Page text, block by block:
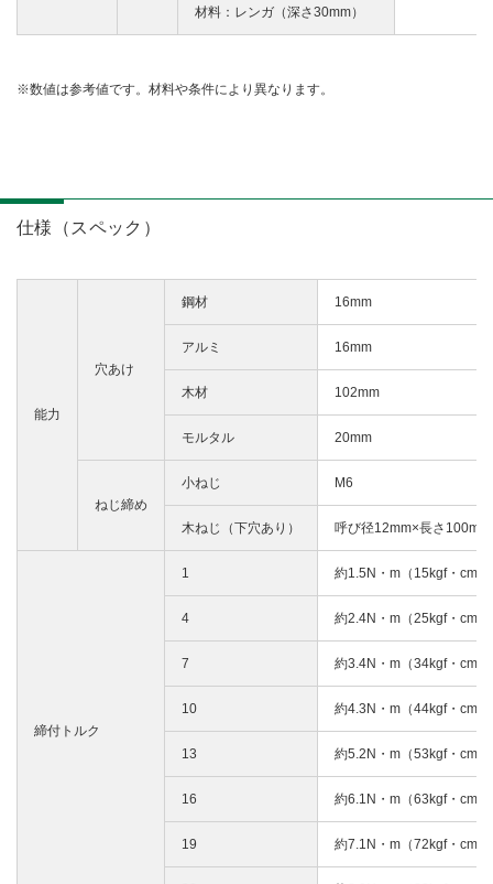
材料：レンガ（深さ30mm）
数値は参考値です。材料や条件により異なります。
仕様（スペック）
能力
穴あけ
鋼材 16mm
アルミ 16mm
木材 102mm
モルタル 20mm
ねじ締め
小ねじ M6
木ねじ（下穴あり） 呼び径12mm×長さ100mm
締付トルク
1 約1.5N・m（15kgf・cm）
4 約2.4N・m（25kgf・cm）
7 約3.4N・m（34kgf・cm）
10 約4.3N・m（44kgf・cm）
13 約5.2N・m（53kgf・cm）
16 約6.1N・m（63kgf・cm）
19 約7.1N・m（72kgf・cm）